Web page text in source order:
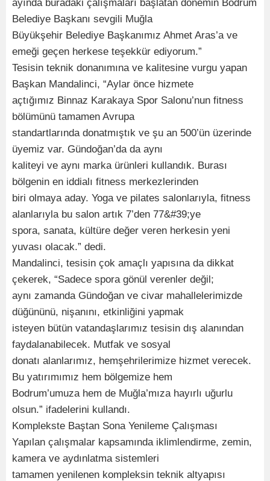
ayında buradaki çalışmaları başlatan dönemin Bodrum
Belediye Başkanı sevgili Muğla
Büyükşehir Belediye Başkanımız Ahmet Aras’a ve
emeği geçen herkese teşekkür ediyorum.”
Tesisin teknik donanımına ve kalitesine vurgu yapan
Başkan Mandalinci, “Aylar önce hizmete
açtığımız Binnaz Karakaya Spor Salonu’nun fitness
bölümünü tamamen Avrupa
standartlarında donatmıştık ve şu an 500’ün üzerinde
üyemiz var. Gündoğan’da da aynı
kaliteyi ve aynı marka ürünleri kullandık. Burası
bölgenin en iddialı fitness merkezlerinden
biri olmaya aday. Yoga ve pilates salonlarıyla, fitness
alanlarıyla bu salon artık 7’den 77&#39;ye
spora, sanata, kültüre değer veren herkesin yeni
yuvası olacak.” dedi.
Mandalinci, tesisin çok amaçlı yapısına da dikkat
çekerek, “Sadece spora gönül verenler değil;
aynı zamanda Gündoğan ve civar mahallelerimizde
düğününü, nişanını, etkinliğini yapmak
isteyen bütün vatandaşlarımız tesisin dış alanından
faydalanabilecek. Mutfak ve sosyal
donatı alanlarımız, hemşehrilerimize hizmet verecek.
Bu yatırımımız hem bölgemize hem
Bodrum’umuza hem de Muğla’mıza hayırlı uğurlu
olsun.” ifadelerini kullandı.
Komplekste Baştan Sona Yenileme Çalışması
Yapılan çalışmalar kapsamında iklimlendirme, zemin,
kamera ve aydınlatma sistemleri
tamamen yenilenen kompleksin teknik altyapısı